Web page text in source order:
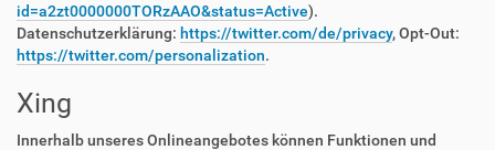
id=a2zt0000000TORzAAO&status=Active).
Datenschutzerklärung: https://twitter.com/de/privacy, Opt-Out:
https://twitter.com/personalization.
Xing
Innerhalb unseres Onlineangebotes können Funktionen und